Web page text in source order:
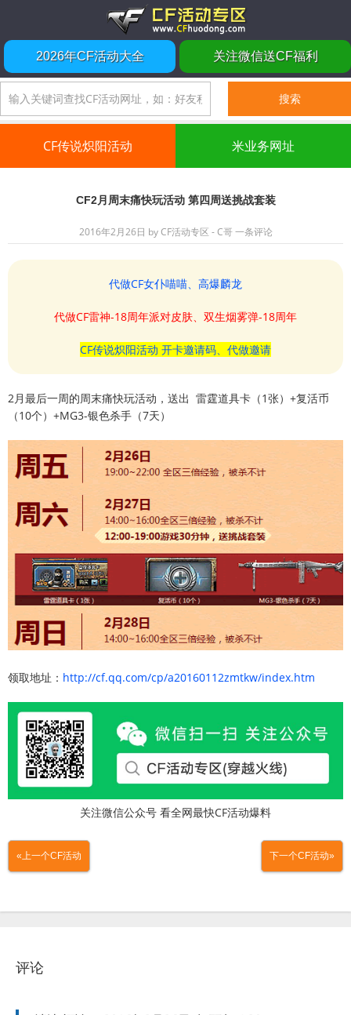
2026年CF活动大全 关注微信送CF福利
CF传说炽阳活动 米业务网址
CF2月周末痛快玩活动 第四周送挑战套装
2016年2月26日 byCF活动专区 - C哥 一条评论
代做CF女仆喵喵、高爆麟龙
代做CF雷神-18周年派对皮肤、双生烟雾弹-18周年
CF传说炽阳活动 开卡邀请码、代做邀请
2月最后一周的周末痛快玩活动，送出 雷霆道具卡（1张）+复活币
（10个）+MG3-银色杀手（7天）
领取地址： http://cf.qq.com/cp/a20160112zmtkw/index.htm
关注微信公众号 看全网最快CF活动爆料
«上一个CF活动 下一个CF活动»
评论